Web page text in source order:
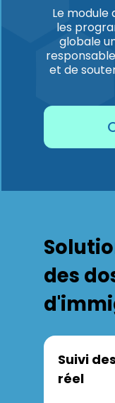
Le
les
globale
et de
des
Suivi
réel